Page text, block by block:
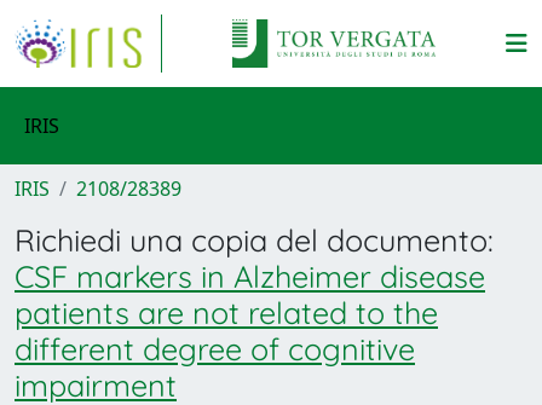
IRIS
IRIS 2108/28389
Richiedi una copia del documento:
CSF markers in Alzheimer disease
patients are not related to the
different degree of cognitive
impairment